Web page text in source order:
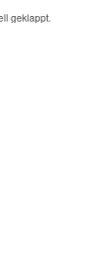
geklappt.